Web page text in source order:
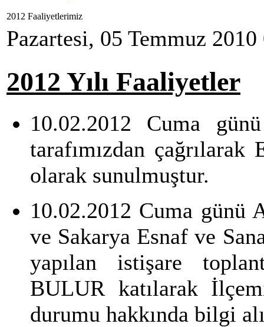
2012 Faaliyetlerimiz
Pazartesi, 05 Temmuz
2012 Yılı Faaliyetler
10.02.2012 Cuma
tarafımızdan çağrılarak
olarak sunulmuştur.
10.02.2012 Cuma günü
ve Sakarya Esnaf ve
yapılan istişare
BULUR katılarak
durumu hakkında bilgi